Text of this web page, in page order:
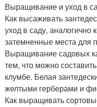
Выращивание и уход в
Как высаживать
уход в саду,
затемненные места для
Выращивание садовых
тем, что можно
клумбе. Белая
желтыми герберами и
Как выращивать